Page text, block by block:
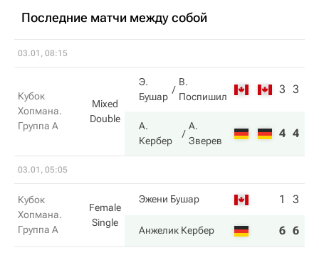
Последние матчи между собой
03.01, 08:15
Кубок
Хопмана.
Группа A
Mixed
Double
Э.
Бушар
В.
Поспишил
3 3
А.
Кербер
А.
Зверев
4 4
03.01, 05:05
Кубок
Хопмана.
Группа A
Female
Single
Эжени Бушар 1 3
Анжелик Кербер 6 6